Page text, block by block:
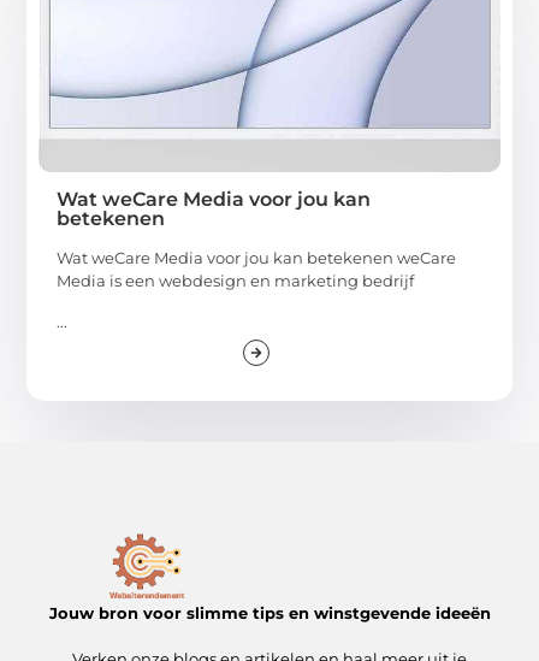
Wat weCare Media voor jou kan
betekenen
Wat weCare Media voor jou kan betekenen weCare
Media is een webdesign en marketing bedrijf
...
Jouw bron voor slimme tips en winstgevende ideeën